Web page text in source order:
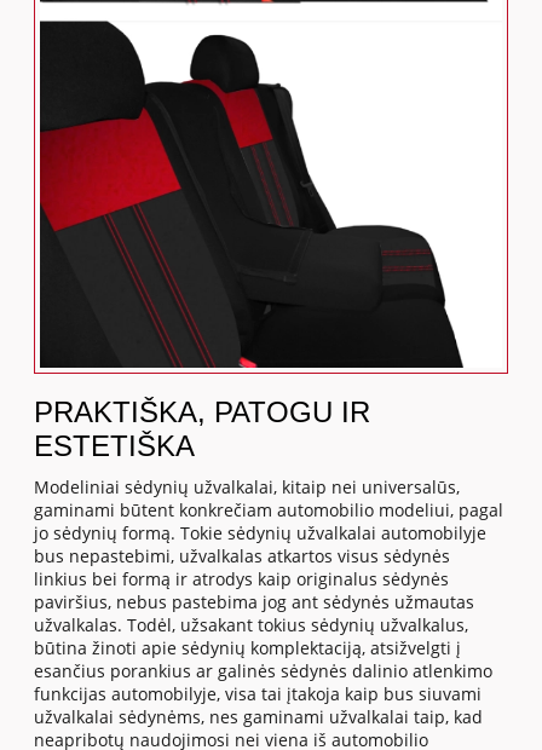
PRAKTIŠKA, PATOGU IR
ESTETIŠKA
Modeliniai sėdynių užvalkalai, kitaip nei universalūs,
gaminami būtent konkrečiam automobilio modeliui, pagal
jo sėdynių formą. Tokie sėdynių užvalkalai automobilyje
bus nepastebimi, užvalkalas atkartos visus sėdynės
linkius bei formą ir atrodys kaip originalus sėdynės
paviršius, nebus pastebima jog ant sėdynės užmautas
užvalkalas. Todėl, užsakant tokius sėdynių užvalkalus,
būtina žinoti apie sėdynių komplektaciją, atsižvelgti į
esančius porankius ar galinės sėdynės dalinio atlenkimo
funkcijas automobilyje, visa tai įtakoja kaip bus siuvami
užvalkalai sėdynėms, nes gaminami užvalkalai taip, kad
neapribotų naudojimosi nei viena iš automobilio